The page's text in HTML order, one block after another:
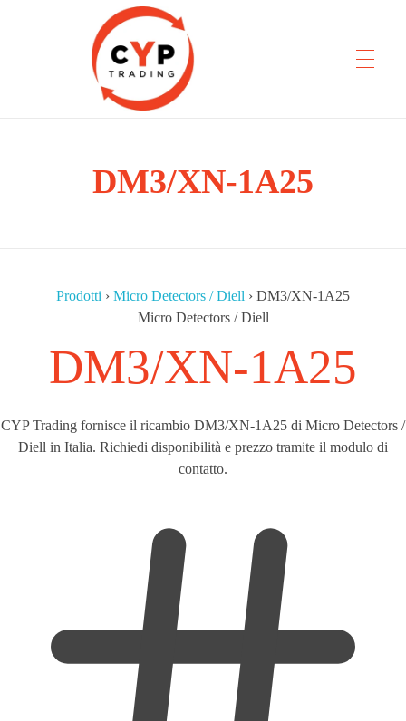
CYP Trading
Professionelle Ersatzteilbeschaffung
DM3/XN-1A25
Prodotti › Micro Detectors / Diell › DM3/XN-1A25
Micro Detectors / Diell
DM3/XN-1A25
CYP Trading fornisce il ricambio DM3/XN-1A25 di Micro Detectors /
Diell in Italia. Richiedi disponibilità e prezzo tramite il modulo di
contatto.